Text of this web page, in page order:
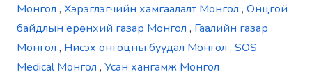
Монгол , Хэрэглэгчийн хамгаалалт Монгол , Онцгой
байдлын ерөнхий газар Монгол , Гаалийн газар
Монгол , Нисэх онгоцны буудал Монгол , SOS
Medical Монгол , Усан хангамж Монгол